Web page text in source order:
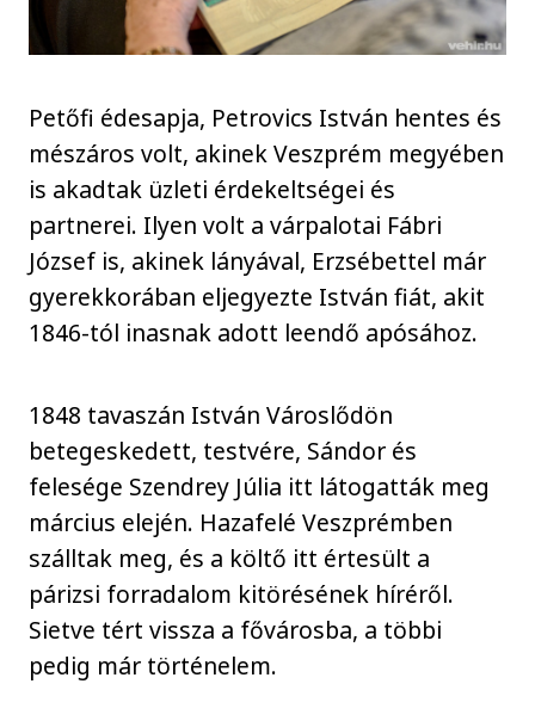
Petőfi édesapja, Petrovics István hentes és
mészáros volt, akinek Veszprém megyében
is akadtak üzleti érdekeltségei és
partnerei. Ilyen volt a várpalotai Fábri
József is, akinek lányával, Erzsébettel már
gyerekkorában eljegyezte István fiát, akit
1846-tól inasnak adott leendő apósához.
1848 tavaszán István Városlődön
betegeskedett, testvére, Sándor és
felesége Szendrey Júlia itt látogatták meg
március elején. Hazafelé Veszprémben
szálltak meg, és a költő itt értesült a
párizsi forradalom kitörésének híréről.
Sietve tért vissza a fővárosba, a többi
pedig már történelem.